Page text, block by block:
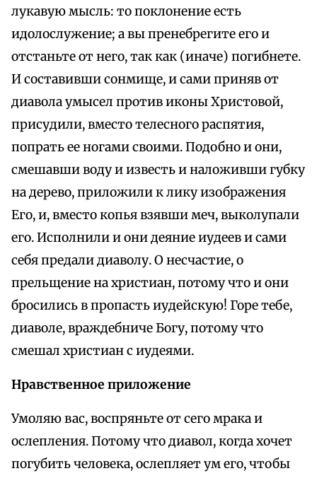
лукавую мысль: то поклонение есть
идолослужение; а вы пренебрегите его и
отстаньте от него, так как (иначе) погибнете.
И составивши сонмище, и сами приняв от
диавола умысел против иконы Христовой,
присудили, вместо телесного распятия,
попрать ее ногами своими. Подобно и они,
смешавши воду и известь и наложивши губку
на дерево, приложили к лику изображения
Его, и, вместо копья взявши меч, выколупали
его. Исполнили и они деяние иудеев и сами
себя предали диаволу. О несчастие, о
прельщение на христиан, потому что и они
бросились в пропасть иудейскую! Горе тебе,
диаволе, враждебниче Богу, потому что
смешал христиан с иудеями.
Нравственное приложение
Умоляю вас, воспряньте от сего мрака и
ослепления. Потому что диавол, когда хочет
погубить человека, ослепляет ум его, чтобы